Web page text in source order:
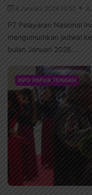
6 Januari, 2026 16:52
PT Pelayaran Nasional
mengumumkan jadwal
bulan Januari 2026....
INFO PAPUA TENGAH